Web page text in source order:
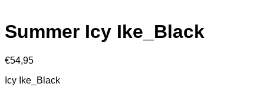
Summer Icy Ike_Black
€54,95
Icy Ike_Black